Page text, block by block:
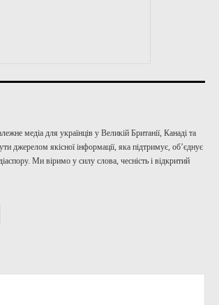
медіа для українців у Великій Британії, Канаді та
якісної інформації, яка підтримує, об’єднує
Ми віримо у силу слова, чесність і відкритий